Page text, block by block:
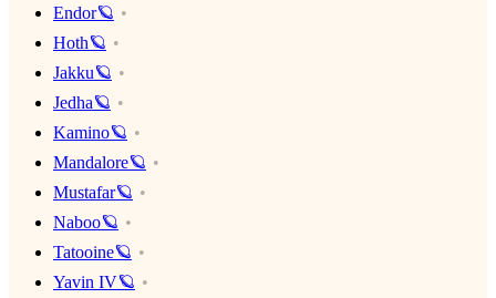
Endor🪐
Hoth🪐
Jakku🪐
Jedha🪐
Kamino🪐
Mandalore🪐
Mustafar🪐
Naboo🪐
Tatooine🪐
Yavin IV🪐